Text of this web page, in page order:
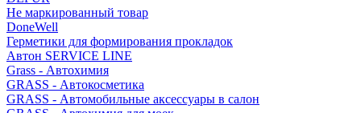
Не маркированный товар
DoneWell
Герметики для формирования прокладок
Автон SERVICE LINE
Grass - Автохимия
GRASS - Автокосметика
GRASS - Автомобильные аксессуары в салон